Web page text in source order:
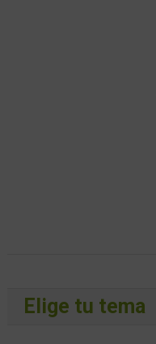
Elige tu tema